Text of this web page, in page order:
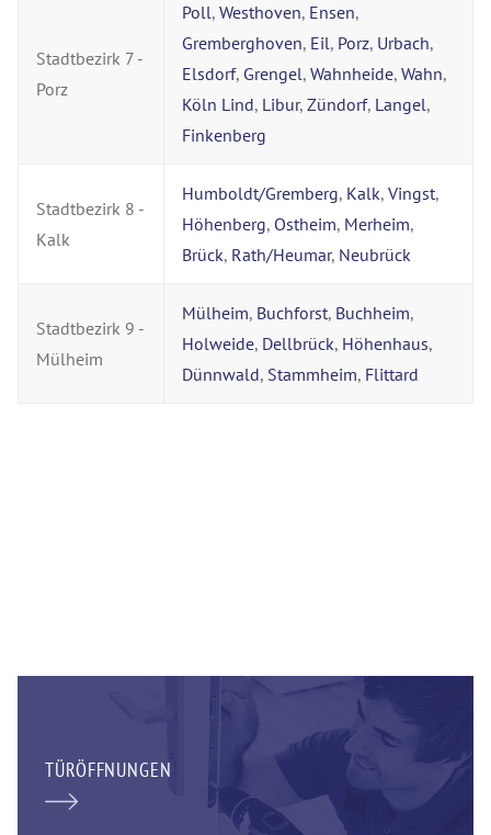
Stadtbezirk 7 -
Porz
Poll, Westhoven, Ensen,
Gremberghoven, Eil, Porz, Urbach,
Elsdorf, Grengel, Wahnheide, Wahn,
Köln Lind, Libur, Zündorf, Langel,
Finkenberg
Stadtbezirk 8 -
Kalk
Humboldt/Gremberg, Kalk, Vingst,
Höhenberg, Ostheim, Merheim,
Brück, Rath/Heumar, Neubrück
Stadtbezirk 9 -
Mülheim
Mülheim, Buchforst, Buchheim,
Holweide, Dellbrück, Höhenhaus,
Dünnwald, Stammheim, Flittard
TÜRÖFFNUNGEN